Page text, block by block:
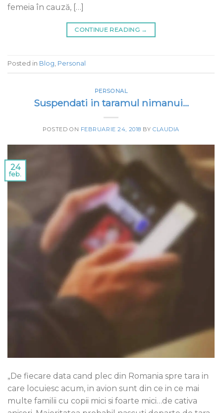
femeia în cauză, […]
CONTINUE READING →
Posted in Blog, Personal
PERSONAL
Suspendati in taramul nimanui…
POSTED ON FEBRUARIE 24, 2018 BYCLAUDIA
24
feb.
„De fiecare data cand plec din Romania spre tara in
care locuiesc acum, in avion sunt din ce in ce mai
multe familii cu copii mici si foarte mici…de cativa